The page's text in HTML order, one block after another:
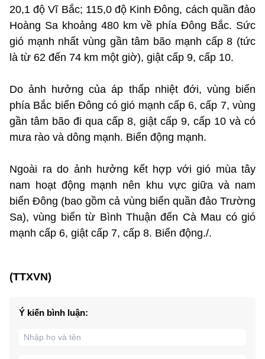
20,1 độ Vĩ Bắc; 115,0 độ Kinh Đông, cách quần đảo
Hoàng Sa khoảng 480 km về phía Đông Bắc. Sức
gió mạnh nhất vùng gần tâm bão mạnh cấp 8 (tức
là từ 62 đến 74 km một giờ), giật cấp 9, cấp 10.
Do ảnh hưởng của áp thấp nhiệt đới, vùng biển
phía Bắc biển Đông có gió mạnh cấp 6, cấp 7, vùng
gần tâm bão đi qua cấp 8, giật cấp 9, cấp 10 và có
mưa rào và dông mạnh. Biển động mạnh.
Ngoài ra do ảnh hưởng kết hợp với gió mùa tây
nam hoạt động mạnh nên khu vực giữa và nam
biển Đông (bao gồm cả vùng biển quần đảo Trường
Sa), vùng biển từ Bình Thuận đến Cà Mau có gió
mạnh cấp 6, giật cấp 7, cấp 8. Biển động./.
(TTXVN)
Ý kiến bình luận: